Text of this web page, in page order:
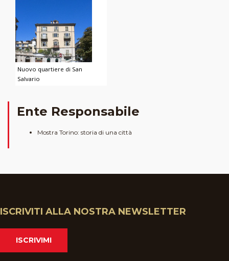
Nuovo quartiere di San
Salvario
Ente Responsabile
Mostra Torino: storia di una città
ISCRIVITI ALLA NOSTRA NEWSLETTER
ISCRIVIMI